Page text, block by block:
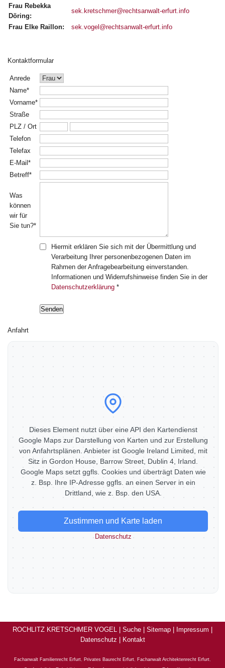
Frau Rebekka
Döring:
sek.kretschmer@rechtsanwalt-erfurt.info
Frau Elke Raillon: sek.vogel@rechtsanwalt-erfurt.info
Kontaktformular
Anrede
Name*
Vorname*
Straße
PLZ / Ort
Telefon
Telefax
E-Mail*
Betreff*
Was
können
wir für
Sie tun?*
Hiermit erklären Sie sich mit der Übermittlung und
Verarbeitung Ihrer personenbezogenen Daten im
Rahmen der Anfragebearbeitung einverstanden.
Informationen und Widerrufshinweise finden Sie in der
Datenschutzerklärung *
Anfahrt
Dieses Element nutzt über eine API den Kartendienst
Google Maps zur Darstellung von Karten und zur Erstellung
von Anfahrtsplänen. Anbieter ist Google Ireland Limited, mit
Sitz in Gordon House, Barrow Street, Dublin 4, Irland.
Google Maps setzt ggfls. Cookies und überträgt Daten wie
z. Bsp. Ihre IP-Adresse ggfls. an einen Server in ein
Drittland, wie z. Bsp. den USA.
Zustimmen und Karte laden
Datenschutz
ROCHLITZ KRETSCHMER VOGEL | Suche Sitemap Impressum
Datenschutz
Kontakt
Fachanwalt Familienrecht Erfurt, Privates Baurecht Erfurt, Fachanwalt Architektenrecht Erfurt,